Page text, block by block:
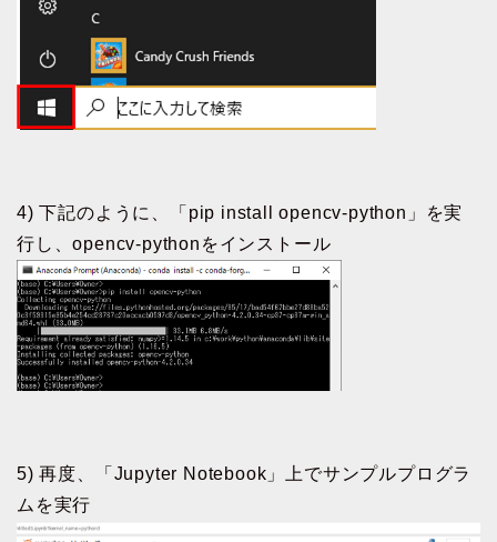
4) 下記のように、「pip install opencv-python」を実
行し、opencv-pythonをインストール
5) 再度、「Jupyter Notebook」上でサンプルプログラ
ムを実行